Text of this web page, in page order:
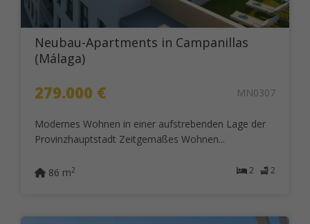
Neubau-Apartments in Campanillas
(Málaga)
279.000 € MN0307
Modernes Wohnen in einer aufstrebenden Lage der
Provinzhauptstadt Zeitgemäßes Wohnen...
2 2
86 m2